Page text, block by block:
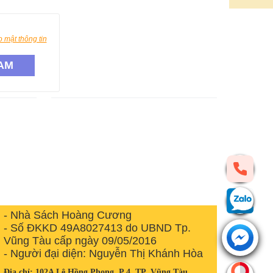
mật thông tin
- Nhà Sách Hoàng Cương
- Số ĐKKD 49A8027413 do UBND Tp.
Vũng Tàu cấp ngày 09/05/2016
- Người đại diện: Nguyễn Thị Khánh Hòa